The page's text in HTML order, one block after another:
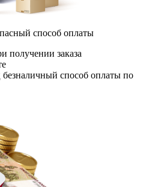
способ оплаты
получении заказа
способ оплаты по